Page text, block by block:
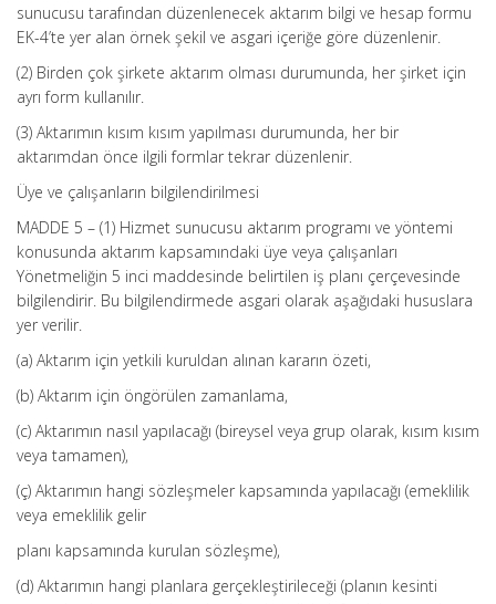
sunucusu tarafından düzenlenecek aktarım bilgi ve hesap formu
EK-4’te yer alan örnek şekil ve asgari içeriğe göre düzenlenir.
(2) Birden çok şirkete aktarım olması durumunda, her şirket için
ayrı form kullanılır.
(3) Aktarımın kısım kısım yapılması durumunda, her bir
aktarımdan önce ilgili formlar tekrar düzenlenir.
Üye ve çalışanların bilgilendirilmesi
MADDE 5 – (1) Hizmet sunucusu aktarım programı ve yöntemi
konusunda aktarım kapsamındaki üye veya çalışanları
Yönetmeliğin 5 inci maddesinde belirtilen iş planı çerçevesinde
bilgilendirir. Bu bilgilendirmede asgari olarak aşağıdaki hususlara
yer verilir.
(a) Aktarım için yetkili kuruldan alınan kararın özeti,
(b) Aktarım için öngörülen zamanlama,
(c) Aktarımın nasıl yapılacağı (bireysel veya grup olarak, kısım kısım
veya tamamen),
(ç) Aktarımın hangi sözleşmeler kapsamında yapılacağı (emeklilik
veya emeklilik gelir
planı kapsamında kurulan sözleşme),
(d) Aktarımın hangi planlara gerçekleştirileceği (planın kesinti